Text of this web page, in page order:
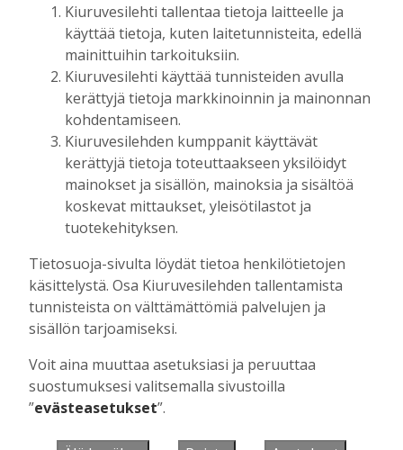
Salasana
Muista minut
Unohtuiko salasana?
se tästä.
Käyntiosoite :
Kiuruvesi Lehti oy
Niemistenkatu 4
Kiuruvesi
Kiuruvesilehti tallentaa tietoja laitteelle ja
käyttää tietoja, kuten laitetunnisteita, edellä
mainittuihin tarkoituksiin.
Kiuruvesilehti käyttää tunnisteiden avulla
kerättyjä tietoja markkinoinnin ja mainonnan
kohdentamiseen.
Kiuruvesilehden kumppanit käyttävät
kerättyjä tietoja toteuttaakseen yksilöidyt
mainokset ja sisällön, mainoksia ja sisältöä
koskevat mittaukset, yleisötilastot ja
tuotekehityksen.
Tietosuoja-sivulta löydät tietoa henkilötietojen
käsittelystä. Osa Kiuruvesilehden tallentamista
tunnisteista on välttämättömiä palvelujen ja
sisällön tarjoamiseksi.
Voit aina muuttaa asetuksiasi ja peruuttaa
suostumuksesi valitsemalla sivustoilla
”evästeasetukset”.